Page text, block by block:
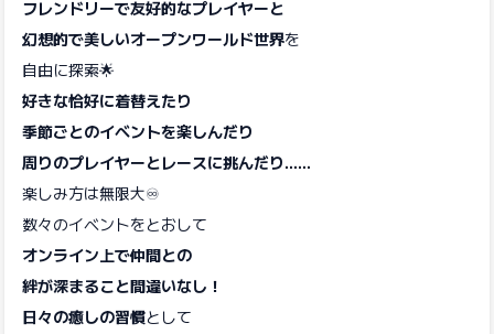
フレンドリーで友好的なプレイヤーと
幻想的で美しいオープンワールド世界を
自由に探索🌟
好きな恰好に着替えたり
季節ごとのイベントを楽しんだり
周りのプレイヤーとレースに挑んだり……
楽しみ方は無限大♾️
数々のイベントをとおして
オンライン上で仲間との
絆が深まること間違いなし！
日々の癒しの習慣として